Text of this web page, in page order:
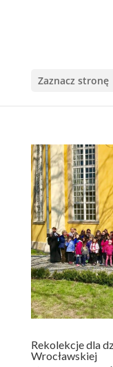
Zaznacz stronę
Rekolekcje dla
Wrocławskiej